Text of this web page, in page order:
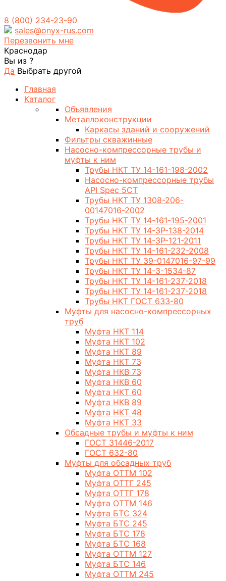
8 (800) 234-23-90
sales@onyx-rus.com
Перезвонить мне
Краснодар
Вы из ?
Да Выбрать другой
Главная
Каталог
Объявления
Металлоконструкции
Каркасы зданий и сооружений
Фильтры скважинные
Насосно-компрессорные трубы и
муфты к ним
Трубы НКТ ТУ 14-161-198-2002
Насосно-компрессорные трубы
API Spec 5CT
Трубы НКТ ТУ 1308-206-
00147016-2002
Трубы НКТ ТУ 14-161-195-2001
Трубы НКТ ТУ 14-3Р-138-2014
Трубы НКТ ТУ 14-3Р-121-2011
Трубы НКТ ТУ 14-161-232-2008
Трубы НКТ ТУ 39-0147016-97-99
Трубы НКТ ТУ 14-3-1534-87
Трубы НКТ ТУ 14-161-237-2018
Трубы НКТ ТУ 14-161-237-2018
Трубы НКТ ГОСТ 633-80
Муфты для насосно-компрессорных
труб
Муфта НКТ 114
Муфта НКТ 102
Муфта НКТ 89
Муфта НКТ 73
Муфта НКВ 73
Муфта НКВ 60
Муфта НКТ 60
Муфта НКВ 89
Муфта НКТ 48
Муфта НКТ 33
Обсадные трубы и муфты к ним
ГОСТ 31446-2017
ГОСТ 632-80
Муфты для обсадных труб
Муфта ОТТМ 102
Муфта ОТТГ 245
Муфта ОТТГ 178
Муфта ОТТМ 146
Муфта БТС 324
Муфта БТС 245
Муфта БТС 178
Муфта БТС 168
Муфта ОТТМ 127
Муфта БТС 146
Муфта ОТТМ 245